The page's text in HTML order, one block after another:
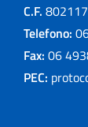
C.F.
Telefono:
Fax: 06
PEC: